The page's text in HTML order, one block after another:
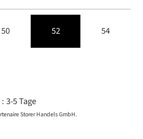
50 52 54
3-5 Tage
Storer Handels GmbH.